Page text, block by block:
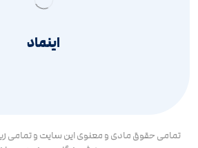
اینماد
تمامی حقوق مادی و معنوی این سایت و تمامی